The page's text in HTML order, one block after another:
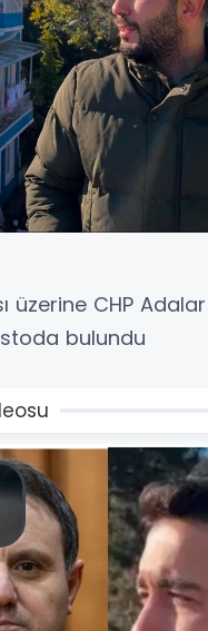
üzerine CHP
bulundu